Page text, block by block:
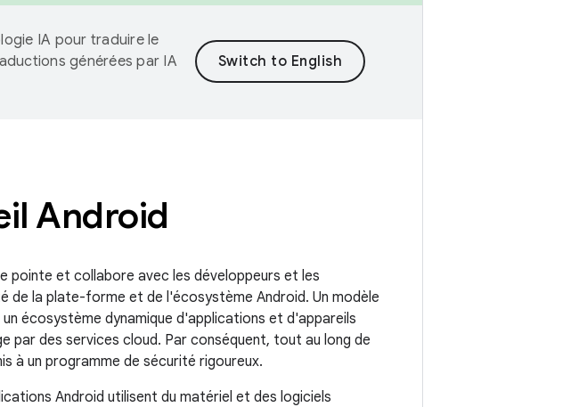
IA pour traduire le
générées par IA
Android
pointe et collabore avec les développeurs et les
de la plate-forme et de l'écosystème Android. Un modèle
écosystème dynamique d'applications et d'appareils
par des services cloud. Par conséquent, tout au long de
à un programme de sécurité rigoureux.
Android utilisent du matériel et des logiciels